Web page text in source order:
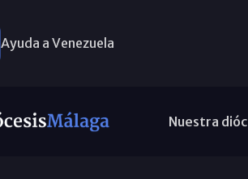
Ayuda a Venezuela
Nuestra